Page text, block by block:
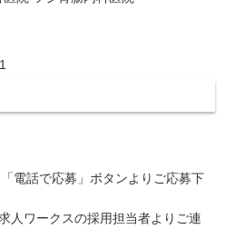
電話で応募」ボタンよりご応募下
人ワークスの採用担当者よりご連